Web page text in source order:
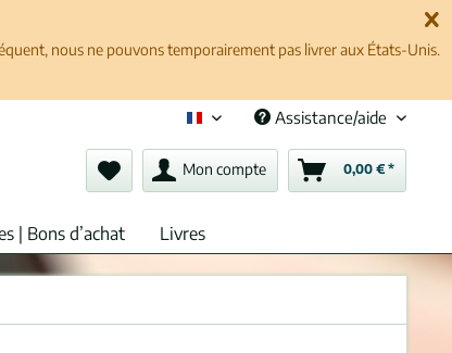
nous ne pouvons temporairement pas livrer aux États-Unis.
Français (fr)Assistance/aide
Mon compte 0,00 € *
| Bons d’achat Livres